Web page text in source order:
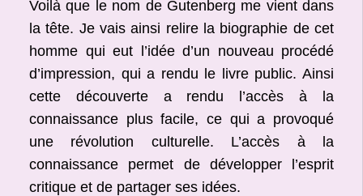
Voilà que le nom de Gutenberg me vient dans
la tête. Je vais ainsi relire la biographie de cet
homme qui eut l’idée d’un nouveau procédé
d’impression, qui a rendu le livre public. Ainsi
cette découverte a rendu l’accès à la
connaissance plus facile, ce qui a provoqué
une révolution culturelle. L’accès à la
connaissance permet de développer l’esprit
critique et de partager ses idées.